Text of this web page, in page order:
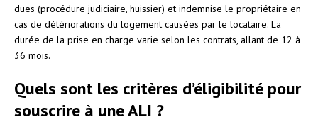
dues (procédure judiciaire, huissier) et indemnise le propriétaire en
cas de détériorations du logement causées par le locataire. La
durée de la prise en charge varie selon les contrats, allant de 12 à
36 mois.
Quels sont les critères d’éligibilité pour
souscrire à une ALI ?